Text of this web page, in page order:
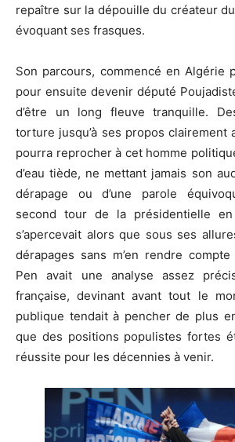
repaître sur la dépouille du créateur
évoquant ses frasques.
Son parcours, commencé en Algérie
pour ensuite devenir député
d’être un long fleuve tranquille.
torture jusqu’à ses propos clairement
pourra reprocher à cet homme
d’eau tiède, ne mettant jamais son
dérapage ou d’une parole
second tour de la présidentielle
s’apercevait alors que sous ses
dérapages sans m’en rendre
Pen avait une analyse assez
française, devinant avant tout le
publique tendait à pencher de plus
que des positions populistes fortes
réussite pour les décennies à venir.